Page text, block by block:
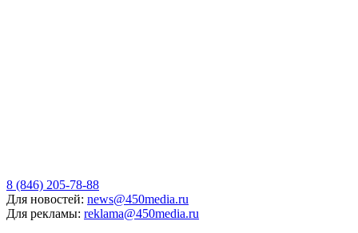
8 (846) 205-78-88
Для новостей: news@450media.ru
Для рекламы: reklama@450media.ru